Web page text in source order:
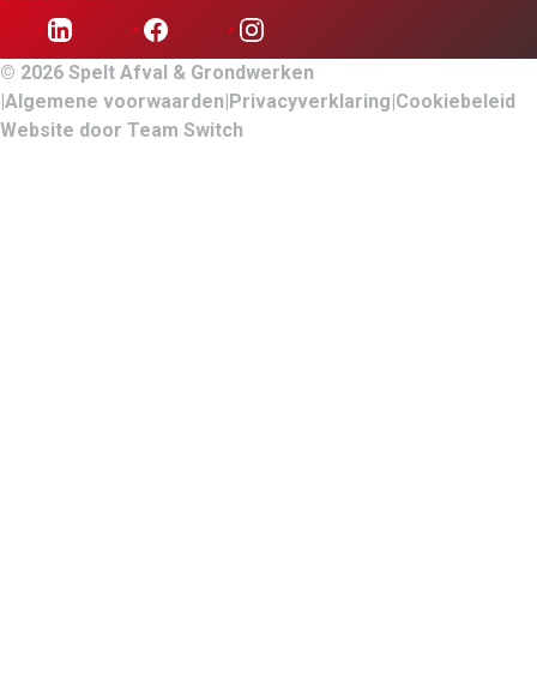
© 2026 Spelt Afval & Grondwerken
Algemene voorwaarden Privacyverklaring Cookiebeleid
Website door Team Switch